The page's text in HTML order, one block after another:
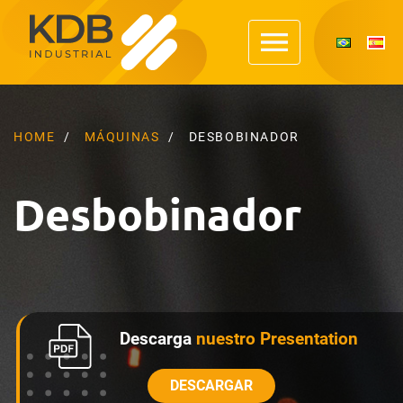
HOME MÁQUINAS DESBOBINADOR
Desbobinador
Descarga nuestro Presentation
DESCARGAR